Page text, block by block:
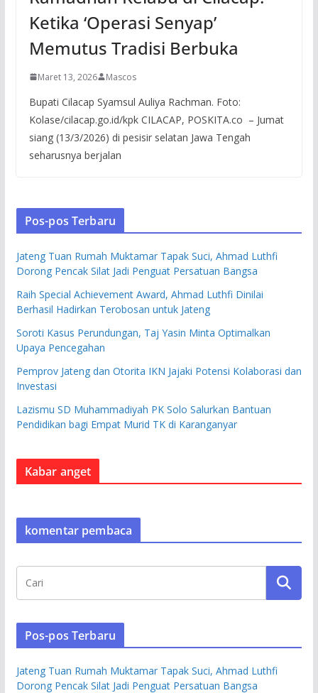
Ketika ‘Operasi Senyap’
Memutus Tradisi Berbuka
Maret 13, 2026 Mascos
Bupati Cilacap Syamsul Auliya Rachman. Foto:
Kolase/cilacap.go.id/kpk CILACAP, POSKITA.co – Jumat
siang (13/3/2026) di pesisir selatan Jawa Tengah
seharusnya berjalan
Pos-pos Terbaru
Jateng Tuan Rumah Muktamar Tapak Suci, Ahmad Luthfi
Dorong Pencak Silat Jadi Penguat Persatuan Bangsa
Raih Special Achievement Award, Ahmad Luthfi Dinilai
Berhasil Hadirkan Terobosan untuk Jateng
Soroti Kasus Perundungan, Taj Yasin Minta Optimalkan
Upaya Pencegahan
Pemprov Jateng dan Otorita IKN Jajaki Potensi Kolaborasi dan
Investasi
Lazismu SD Muhammadiyah PK Solo Salurkan Bantuan
Pendidikan bagi Empat Murid TK di Karanganyar
Kabar anget
komentar pembaca
Pos-pos Terbaru
Jateng Tuan Rumah Muktamar Tapak Suci, Ahmad Luthfi
Dorong Pencak Silat Jadi Penguat Persatuan Bangsa